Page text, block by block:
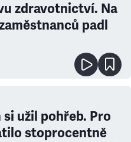
zdravotnictví. Na
padl
užil pohřeb. Pro
stoprocentně